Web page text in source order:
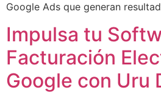
Google Ads que generan
Impulsa tu
Facturación
Google con Uru